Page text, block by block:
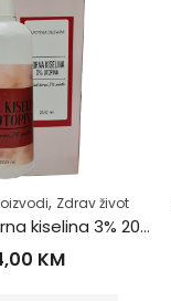
, Zdrav život
DELFARM Borna kiselina 3% 200ml
KM